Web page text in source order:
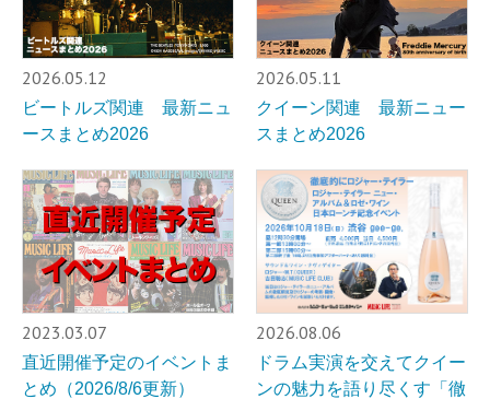
2026.05.12
ビートルズ関連 最新ニュ
ースまとめ2026
2026.05.11
クイーン関連 最新ニュー
スまとめ2026
2023.03.07
直近開催予定のイベントま
とめ（2026/8/6更新）
2026.08.06
ドラム実演を交えてクイー
ンの魅力を語り尽くす「徹